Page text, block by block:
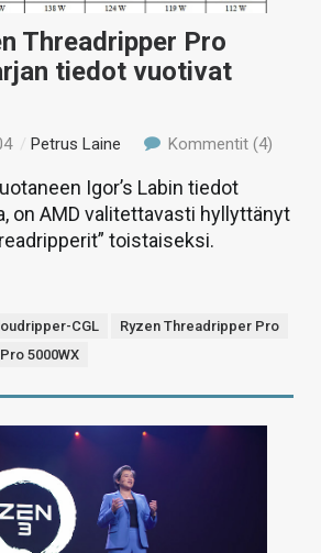
Threadripper Pro
tiedot vuotivat
/Petrus Laine Kommentit (4)
Igor’s Labin tiedot
on AMD valitettavasti hyllyttänyt
toistaiseksi.
CGL
Ryzen Threadripper Pro
5000WX